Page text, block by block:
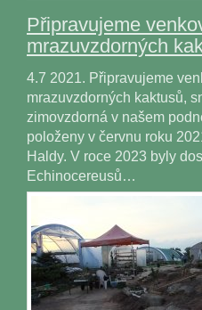
Připravujeme
mrazuvzdorných
4.7 2021. Připravujeme
mrazuvzdorných kaktusů,
zimovzdorná v našem
položeny v červnu roku
Haldy. V roce 2023 byly
Echinocereusů…